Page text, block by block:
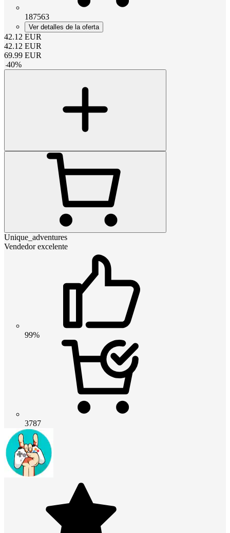
187563
Ver detalles de la oferta
42.12 EUR
42.12 EUR
69.99 EUR
-40%
Unique_adventures
Vendedor excelente
99%
3787